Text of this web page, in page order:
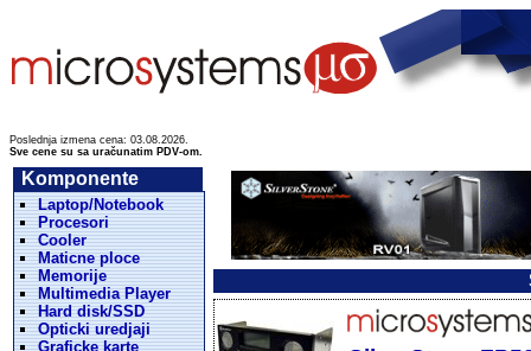
Poslednja izmena cena: 03.08.2026.
Sve cene su sa uračunatim PDV-om.
Komponente
Laptop/Notebook
Procesori
Cooler
Maticne ploce
Memorije
Multimedia Player
Hard disk/SSD
Opticki uredjaji
Graficke karte